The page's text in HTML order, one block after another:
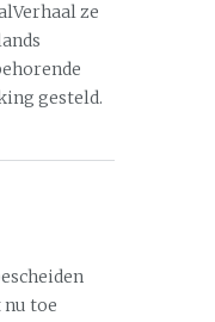
ze
gesteld.
toe